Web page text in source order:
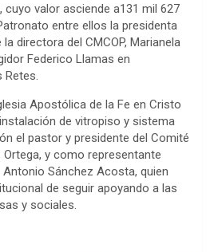
cuyo valor asciende a131 mil 627
entre ellos la presidenta
directora del CMCOP, Marianela
Federico Llamas en
Retes.
Apostólica de la Fe en Cristo
de vitropiso y sistema
el pastor y presidente del Comité
y como representante
Sánchez Acosta, quien
de seguir apoyando a las
y sociales.